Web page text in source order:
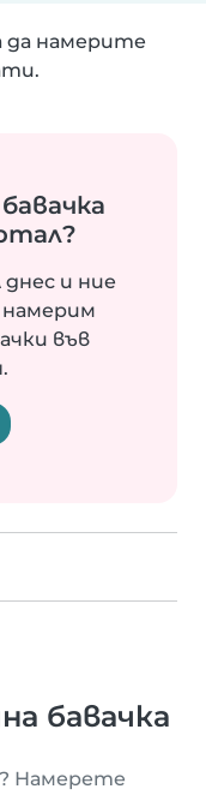
да намерите
и ние
във
бавачка
Намерете